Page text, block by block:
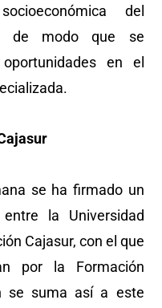
del
de modo que se
en el
se ha firmado un
la Universidad
Cajasur, con el que
por la Formación
se suma así a este